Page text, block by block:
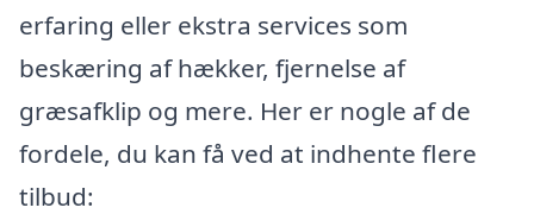
erfaring eller ekstra services som
beskæring af hækker, fjernelse af
græsafklip og mere. Her er nogle af de
fordele, du kan få ved at indhente flere
tilbud: